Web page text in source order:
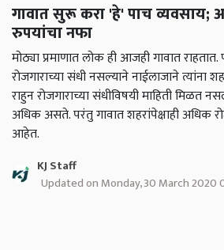
गावात सुरू करा 'हे' पाच व्यवसाय;
रुपयांचा नफा
मोठ्या प्रमाणात लोक ही आजही गावात
रोजगाराच्या संधी नसल्याने नाईलाजाने त्यांना
राहुन रोजगाराच्या संधीविषयी माहिती मिळत
अधिक असते. परंतु गावात शहरांपेक्षाही अधिक
आहेत.
KJ Staff
Updated on Monday, 30 March 2020